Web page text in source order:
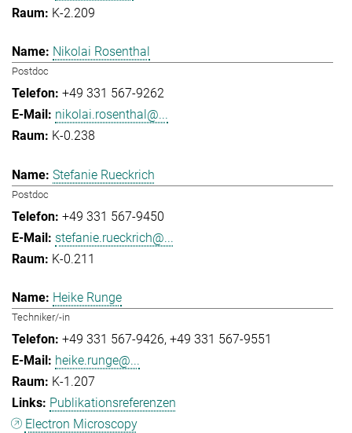
K-2.209
Nikolai Rosenthal
Postdoc
+49 331 567-9262
nikolai.rosenthal@...
K-0.238
Stefanie Rueckrich
Postdoc
+49 331 567-9450
stefanie.rueckrich@...
K-0.211
Heike Runge
Techniker/-in
+49 331 567-9426 +49 331 567-9551
heike.runge@...
K-1.207
Publikationsreferenzen
Electron Microscopy